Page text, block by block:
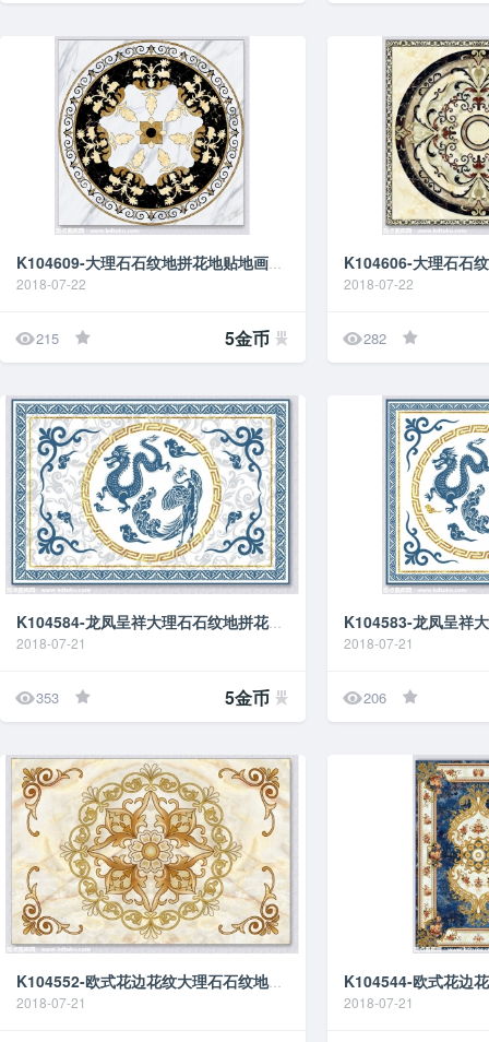
2018-07-22
215 5金币
2018-07-22
282
K104584-龙凤呈祥大理石石纹地拼花地贴地画地台图
2018-07-21
353 5金币
2018-07-21
206
K104552-欧式花边花纹大理石石纹地贴地画地台图
2018-07-21
2018-07-21